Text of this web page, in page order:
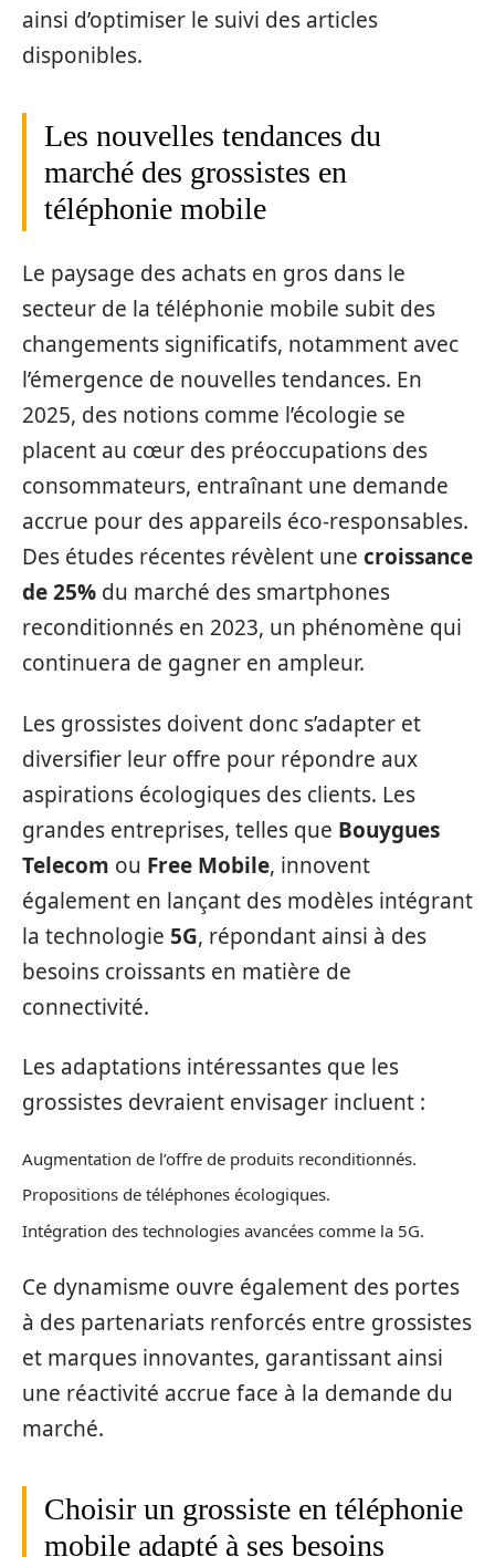
ainsi d’optimiser le suivi des articles
disponibles.
Les nouvelles tendances du
marché des grossistes en
téléphonie mobile
Le paysage des achats en gros dans le
secteur de la téléphonie mobile subit des
changements significatifs, notamment avec
l’émergence de nouvelles tendances. En
2025, des notions comme l’écologie se
placent au cœur des préoccupations des
consommateurs, entraînant une demande
accrue pour des appareils éco-responsables.
Des études récentes révèlent une croissance
de 25% du marché des smartphones
reconditionnés en 2023, un phénomène qui
continuera de gagner en ampleur.
Les grossistes doivent donc s’adapter et
diversifier leur offre pour répondre aux
aspirations écologiques des clients. Les
grandes entreprises, telles que Bouygues
Telecom ou Free Mobile, innovent
également en lançant des modèles intégrant
la technologie 5G, répondant ainsi à des
besoins croissants en matière de
connectivité.
Les adaptations intéressantes que les
grossistes devraient envisager incluent :
Augmentation de l’offre de produits reconditionnés.
Propositions de téléphones écologiques.
Intégration des technologies avancées comme la 5G.
Ce dynamisme ouvre également des portes
à des partenariats renforcés entre grossistes
et marques innovantes, garantissant ainsi
une réactivité accrue face à la demande du
marché.
Choisir un grossiste en téléphonie
mobile adapté à ses besoins